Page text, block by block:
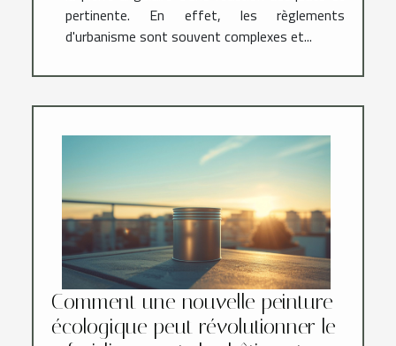
pertinente. En effet, les règlements
d'urbanisme sont souvent complexes et...
Comment une nouvelle peinture
écologique peut révolutionner le